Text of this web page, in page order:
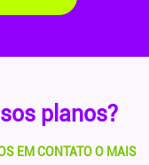
planos?
EM CONTATO O MAIS